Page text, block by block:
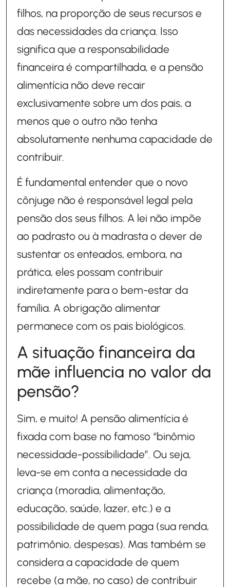
filhos, na proporção de seus recursos e
das necessidades da criança. Isso
significa que a responsabilidade
financeira é compartilhada, e a pensão
alimentícia não deve recair
exclusivamente sobre um dos pais, a
menos que o outro não tenha
absolutamente nenhuma capacidade de
contribuir.
É fundamental entender que o novo
cônjuge não é responsável legal pela
pensão dos seus filhos. A lei não impõe
ao padrasto ou à madrasta o dever de
sustentar os enteados, embora, na
prática, eles possam contribuir
indiretamente para o bem-estar da
família. A obrigação alimentar
permanece com os pais biológicos.
A situação financeira da
mãe influencia no valor da
pensão?
Sim, e muito! A pensão alimentícia é
fixada com base no famoso “binômio
necessidade-possibilidade”. Ou seja,
leva-se em conta a necessidade da
criança (moradia, alimentação,
educação, saúde, lazer, etc.) e a
possibilidade de quem paga (sua renda,
patrimônio, despesas). Mas também se
considera a capacidade de quem
recebe (a mãe, no caso) de contribuir